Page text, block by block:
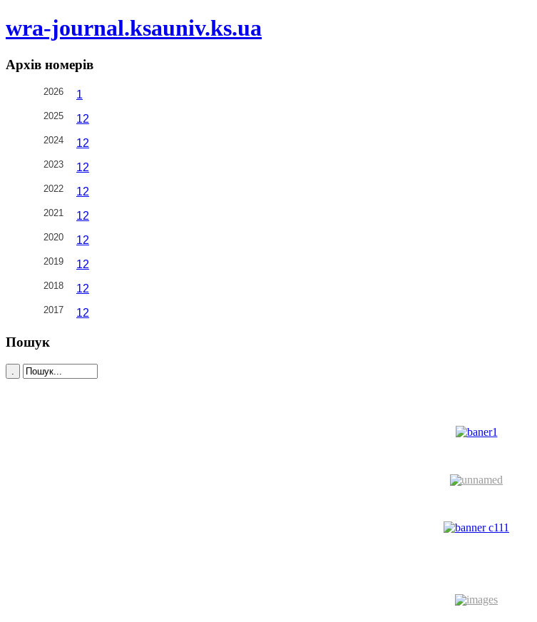
wra-journal.ksauniv.ks.ua
Архів номерів
2026 1
2025 12
2024 12
2023 12
2022 12
2021 12
2020 12
2019 12
2018 12
2017 12
Пошук